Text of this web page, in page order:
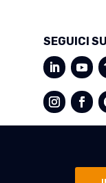
SEGUICI